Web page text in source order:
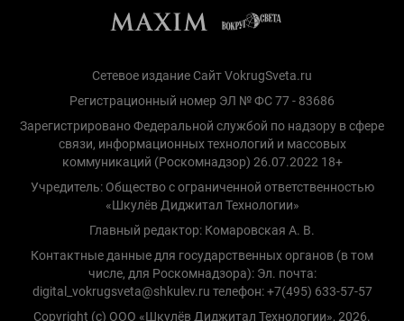
Сетевое издание Сайт VokrugSveta.ru
Регистрационный номер ЭЛ № ФС 77 - 83686
Зарегистрировано Федеральной службой по надзору в сфере
связи, информационных технологий и массовых
коммуникаций (Роскомнадзор) 26.07.2022 18+
Учредитель: Общество с ограниченной ответственностью
«Шкулёв Диджитал Технологии»
Главный редактор: Комаровская А. В.
Контактные данные для государственных органов (в том
числе, для Роскомнадзора): Эл. почта:
digital_vokrugsveta@shkulev.ru телефон: +7(495) 633-57-57
Copyright (с) ООО «Шкулёв Диджитал Технологии», 2026.